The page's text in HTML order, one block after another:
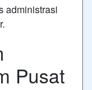
administrasi
Pusat